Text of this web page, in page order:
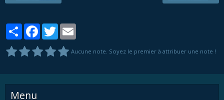
PartagerFacebook
Twitter
Aucune note. Soyez le premier à attribuer une note !
Menu